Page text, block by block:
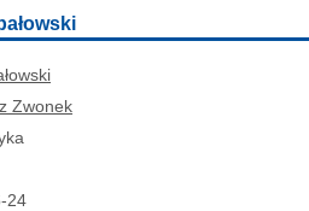
Zwonek
24